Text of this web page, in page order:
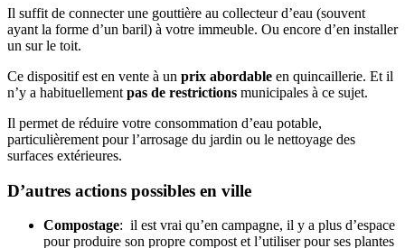
Il suffit de connecter une gouttière au collecteur d’eau (souvent
ayant la forme d’un baril) à votre immeuble. Ou encore d’en installer
un sur le toit.
Ce dispositif est en vente à un prix abordable en quincaillerie. Et il
n’y a habituellement pas de restrictions municipales à ce sujet.
Il permet de réduire votre consommation d’eau potable,
particulièrement pour l’arrosage du jardin ou le nettoyage des
surfaces extérieures.
D’autres actions possibles en ville
Compostage: il est vrai qu’en campagne, il y a plus d’espace
pour produire son propre compost et l’utiliser pour ses plantes